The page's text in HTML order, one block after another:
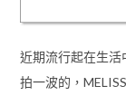
近期流行起在生活
拍一波的，